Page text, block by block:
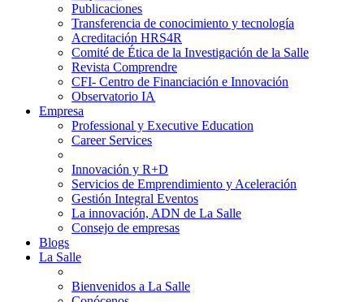
Publicaciones
Transferencia de conocimiento y tecnología
Acreditación HRS4R
Comité de Ética de la Investigación de la Salle
Revista Comprendre
CFI- Centro de Financiación e Innovación
Observatorio IA
Empresa
Professional y Executive Education
Career Services
Innovación y R+D
Servicios de Emprendimiento y Aceleración
Gestión Integral Eventos
La innovación, ADN de La Salle
Consejo de empresas
Blogs
La Salle
Bienvenidos a La Salle